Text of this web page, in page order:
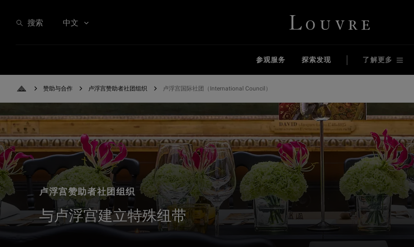
搜索 中文 Louvre - Back to Home
参观服务 探索发现 了解更多
Back to Home
赞助与合作 卢浮宫赞助者社团组织 卢浮宫国际社团（International Council）
卢浮宫赞助者社团组织
与卢浮宫建立特殊纽带
赞助与合作 | 卢浮宫赞助者社团组织 | 卢浮宫国际社团（International Council）